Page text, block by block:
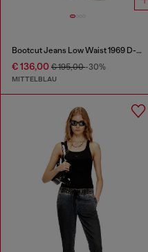
Bootcut Jeans Low Waist 1969 D-Ebbey
€ 136,00 € 195,00-30%
MITTELBLAU